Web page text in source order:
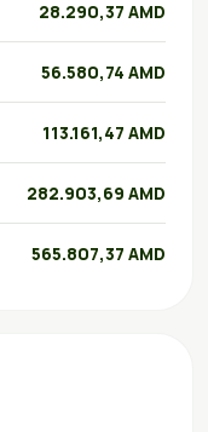
28.290,37 AMD
56.580,74 AMD
113.161,47 AMD
282.903,69 AMD
565.807,37 AMD